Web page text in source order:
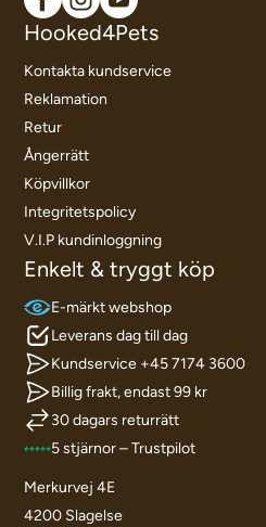
Hooked4Pets
Kontakta kundservice
Reklamation
Retur
Ångerrätt
Köpvillkor
Integritetspolicy
V.I.P kundinloggning
Enkelt & tryggt köp
E-märkt webshop
Leverans dag till dag
Kundservice +45 7174 3600
Billig frakt, endast 99 kr
30 dagars returrätt
5 stjärnor – Trustpilot
Merkurvej 4E
4200 Slagelse